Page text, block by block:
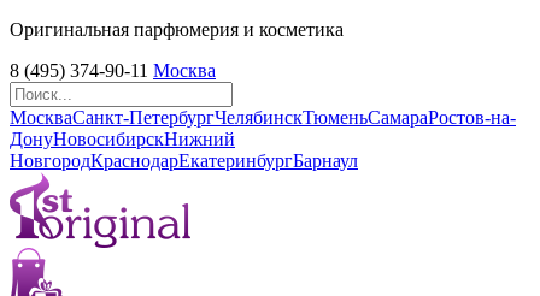
Оригинальная парфюмерия и косметика
8 (495) 374-90-11 Москва
МоскваСанкт-ПетербургЧелябинскТюменьСамараРостов-на-
ДонуНовосибирскНижний
НовгородКраснодарЕкатеринбургБарнаул